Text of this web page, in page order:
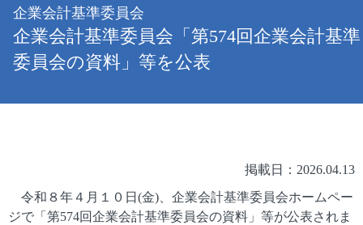
企業会計基準委員会
企業会計基準委員会「第574回企業会計基準
委員会の資料」等を公表
掲載日：2026.04.13
令和８年４月１０日(金)、企業会計基準委員会ホームペー
ジで「第574回企業会計基準委員会の資料」等が公表されま